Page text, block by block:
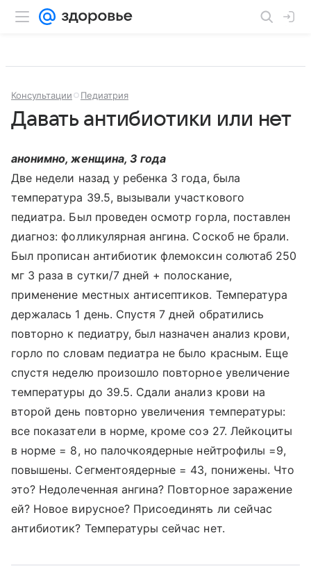
Консультации Педиатрия
Давать антибиотики или нет
анонимно, женщина, 3 года
Две недели назад у ребенка 3 года, была
температура 39.5, вызывали участкового
педиатра. Был проведен осмотр горла, поставлен
диагноз: фолликулярная ангина. Соскоб не брали.
Был прописан антибиотик флемоксин солютаб 250
мг 3 раза в сутки/7 дней + полоскание,
применение местных антисептиков. Температура
держалась 1 день. Спустя 7 дней обратились
повторно к педиатру, был назначен анализ крови,
горло по словам педиатра не было красным. Еще
спустя неделю произошло повторное увеличение
температуры до 39.5. Сдали анализ крови на
второй день повторно увеличения температуры:
все показатели в норме, кроме соэ 27. Лейкоциты
в норме = 8, но палочкоядерные нейтрофилы =9,
повышены. Сегментоядерные = 43, понижены. Что
это? Недолеченная ангина? Повторное заражение
ей? Новое вирусное? Присоединять ли сейчас
антибиотик? Температуры сейчас нет.